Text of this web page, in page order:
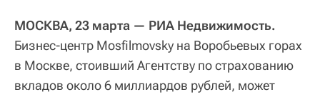
МОСКВА, 23 марта — РИА Недвижимость.
Бизнес-центр Mosfilmovsky на Воробьевых горах
в Москве, стоивший Агентству по страхованию
вкладов около 6 миллиардов рублей, может